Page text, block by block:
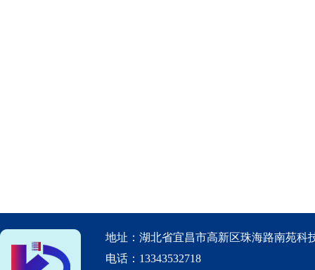
地址：湖北省宜昌市高新区珠海路南苑科
电话：13343532718